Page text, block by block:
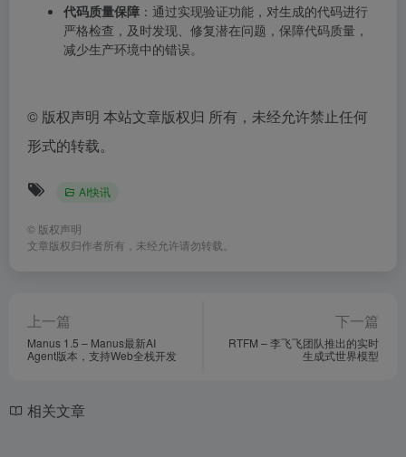
代码质量保障 ：通过实现验证功能，对生成的代码进行
严格检查，及时发现、修复潜在问题，保障代码质量，
减少生产环境中的错误。
© 版权声明 本站文章版权归 所有，未经允许禁止任何
形式的转载。
AI快讯
© 版权声明
文章版权归作者所有，未经允许请勿转载。
上一篇
Manus 1.5 – Manus最新AI
Agent版本，支持Web全栈开发
下一篇
RTFM – 李飞飞团队推出的实时
生成式世界模型
相关文章